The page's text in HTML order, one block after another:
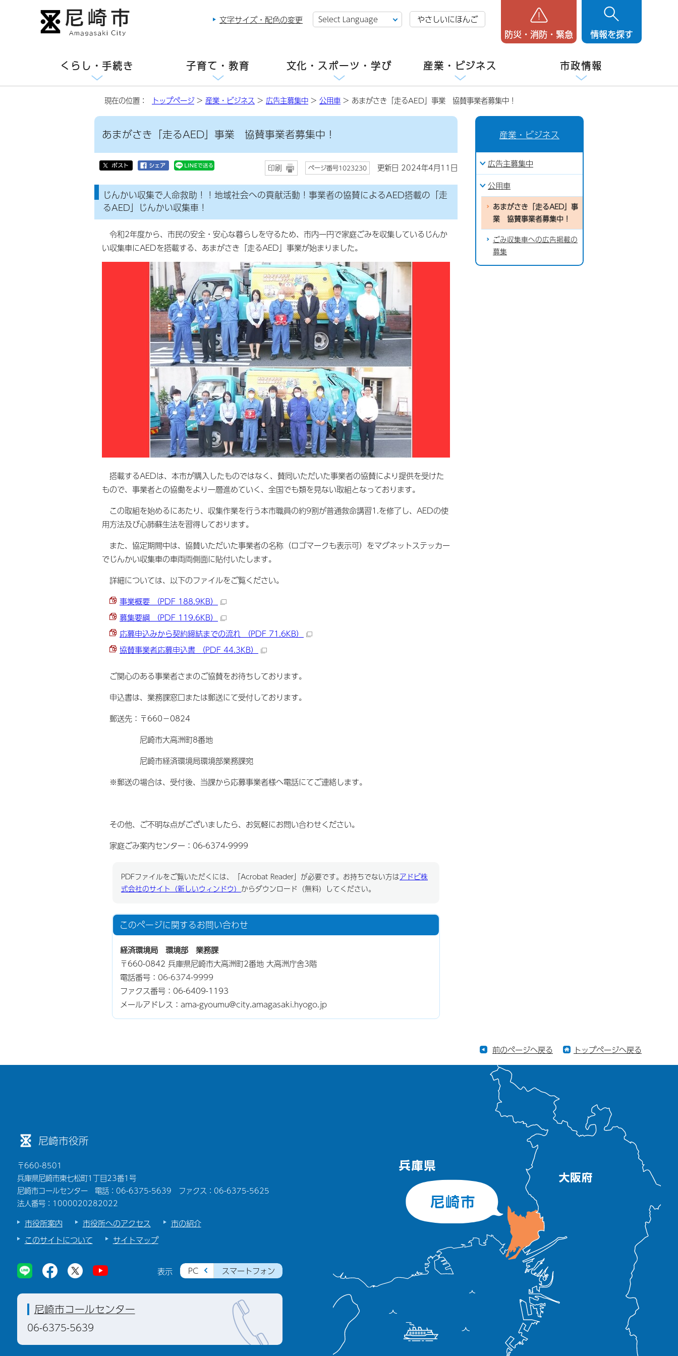
文字サイズ・配色の変更 やさしいにほんご
防災・消防・緊急 情報を探す
くらし・手続き 子育て・教育 文化・スポーツ・学び 産業・ビジネス 市政情報
現在の位置： トップページ> 産業・ビジネス > 広告主募集中 > 公用車 > あまがさき「走るAED」事業 協賛事業者募集中！
あまがさき「走るAED」事業 協賛事業者募集中！
印刷 ページ番号1023230 更新日 2024年4月11日
じんかい収集で人命救助！！地域社会への貢献活動！事業者の協賛によるAED搭載の「走
るAED」じんかい収集車！
令和2年度から、市民の安全・安心な暮らしを守るため、市内一円で家庭ごみを収集しているじんか
い収集車にAEDを搭載する、あまがさき「走るAED」事業が始まりました。
搭載するAEDは、本市が購入したものではなく、賛同いただいた事業者の協賛により提供を受けた
もので、事業者との協働をより一層進めていく、全国でも類を見ない取組となっております。
この取組を始めるにあたり、収集作業を行う本市職員の約9割が普通救命講習1.を修了し、AEDの使
用方法及び心肺蘇生法を習得しております。
また、協定期間中は、協賛いただいた事業者の名称（ロゴマークも表示可）をマグネットステッカー
でじんかい収集車の車両両側面に貼付いたします。
詳細については、以下のファイルをご覧ください。
事業概要 （PDF 188.9KB）
募集要綱 （PDF 119.6KB）
応募申込みから契約締結までの流れ （PDF 71.6KB）
協賛事業者応募申込書 （PDF 44.3KB）
ご関心のある事業者さまのご協賛をお待ちしております。
申込書は、業務課窓口または郵送にて受付しております。
郵送先：〒660－0824
尼崎市大高洲町8番地
尼崎市経済環境局環境部業務課宛
※郵送の場合は、受付後、当課から応募事業者様へ電話にてご連絡します。
その他、ご不明な点がございましたら、お気軽にお問い合わせください。
家庭ごみ案内センター：06-6374-9999
PDFファイルをご覧いただくには、「Acrobat Reader」が必要です。お持ちでない方はアドビ株
式会社のサイト（新しいウィンドウ） からダウンロード（無料）してください。
このページに関するお問い合わせ
経済環境局 環境部 業務課
〒660-0842 兵庫県尼崎市大高洲町2番地 大高洲庁舎3階
電話番号： 06-6374-9999
ファクス番号：06-6409-1193
メールアドレス：ama-gyoumu@city.amagasaki.hyogo.jp
産業・ビジネス
広告主募集中
公用車
あまがさき「走るAED」事
業 協賛事業者募集中！
ごみ収集車への広告掲載の
募集
前のページへ戻る トップページへ戻る
尼崎市役所
〒660-8501
兵庫県尼崎市東七松町1丁目23番1号
尼崎市コールセンター 電話：06-6375-5639 ファクス：06-6375-5625
法人番号：1000020282022
市役所案内 市役所へのアクセス
市の紹介
このサイトについて
サイトマップ
表示 PC スマートフォン
尼崎市コールセンター
06-6375-5639